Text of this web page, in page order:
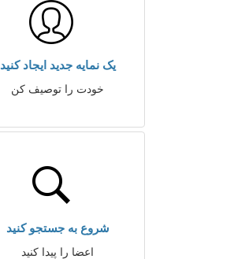
یک نمایه جدید ایجاد کنید
خودت را توصیف کن
شروع به جستجو کنید
اعضا را پیدا کنید